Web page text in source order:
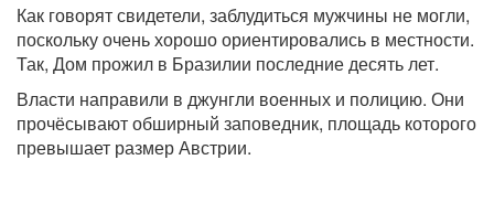
Как говорят свидетели, заблудиться мужчины не могли,
поскольку очень хорошо ориентировались в местности.
Так, Дом прожил в Бразилии последние десять лет.
Власти направили в джунгли военных и полицию. Они
прочёсывают обширный заповедник, площадь которого
превышает размер Австрии.